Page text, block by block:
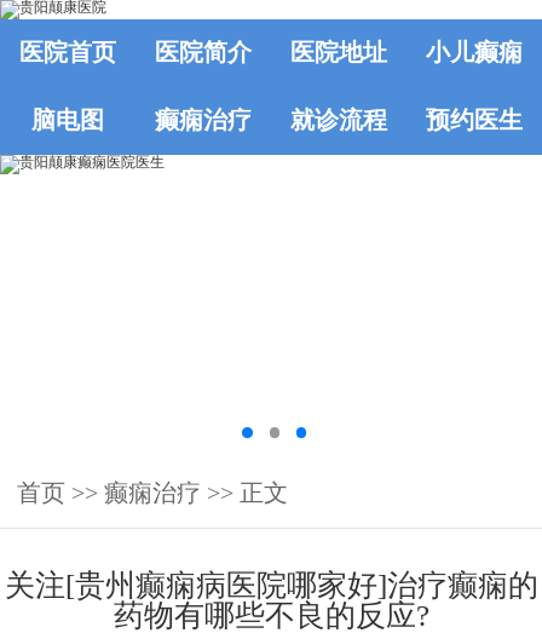
医院首页 医院简介 医院地址 小儿癫痫
脑电图 癫痫治疗 就诊流程 预约医生
首页 >> 癫痫治疗 >> 正文
关注[贵州癫痫病医院哪家好]治疗癫痫的
药物有哪些不良的反应?